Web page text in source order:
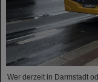
Wer derzeit in Darmstadt